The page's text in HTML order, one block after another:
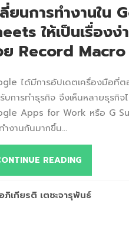
ยนการทำงานใน
ให้เป็นเรื่องง่
Record Macro
ได้มีการอัปเดตเครื่องมือที่
บการทำธุรกิจ จึงเห็นหลายธุรกิจ
Apps for Work หรือ G
ำงานกันมากขึ้น...
READING
ภิเกียรติ เตชะจารุพันธ์